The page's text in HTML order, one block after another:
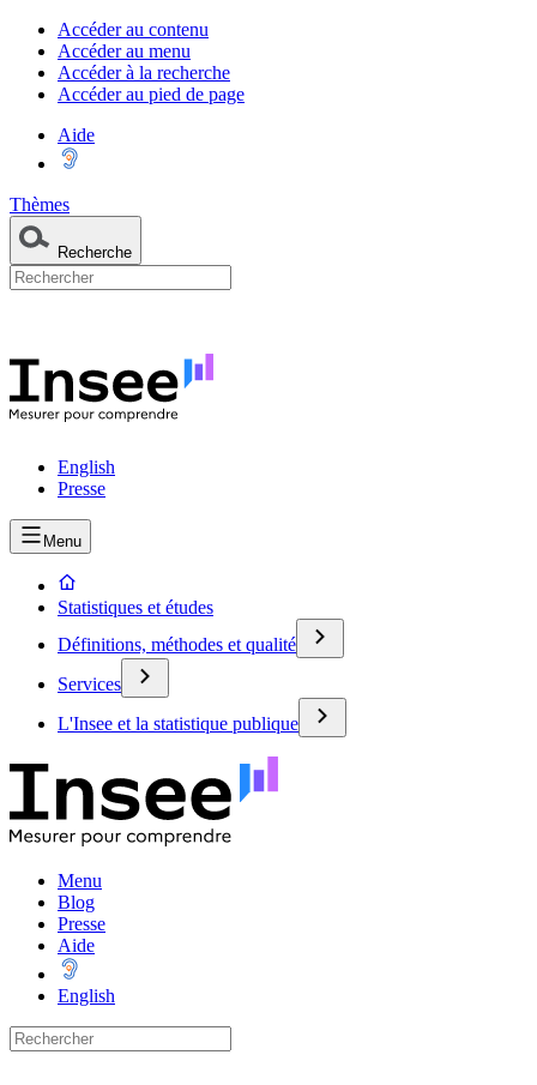
Accéder au contenu
Accéder au menu
Accéder à la recherche
Accéder au pied de page
Aide
Thèmes
Recherche
English
Presse
Menu
Statistiques et études
Définitions, méthodes et qualité
Services
L'Insee et la statistique publique
Menu
Blog
Presse
Aide
English